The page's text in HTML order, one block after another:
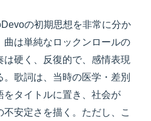
の初期思想を非常に分か
曲は単純なロックンロールの
は硬く、反復的で、感情表現
歌詞は、当時の医学・差別
をタイトルに置き、社会が
不安定さを描く。ただし、こ